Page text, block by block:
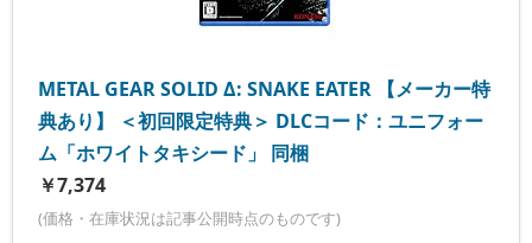
METAL GEAR SOLID Δ: SNAKE EATER 【メーカー特
典あり】 ＜初回限定特典＞ DLCコード：ユニフォー
ム「ホワイトタキシード」 同梱
￥7,374
(価格・在庫状況は記事公開時点のものです)